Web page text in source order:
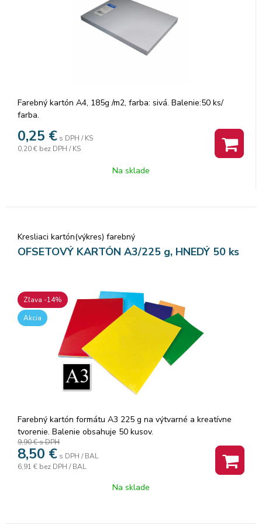
Farebný kartón A4, 185g /m2, farba: sivá. Balenie:50 ks/
farba.
0,25 € s DPH / KS
0,20 € bez DPH / KS
Na sklade
Kresliaci kartón(výkres) farebný
OFSETOVÝ KARTÓN A3/225 g, HNEDÝ 50 ks
Zľava -14%
Akcia
Farebný kartón formátu A3 225 g na výtvarné a kreatívne
tvorenie. Balenie obsahuje 50 kusov.
9,90 €s DPH
8,50 € s DPH / BAL
6,91 € bez DPH / BAL
Na sklade